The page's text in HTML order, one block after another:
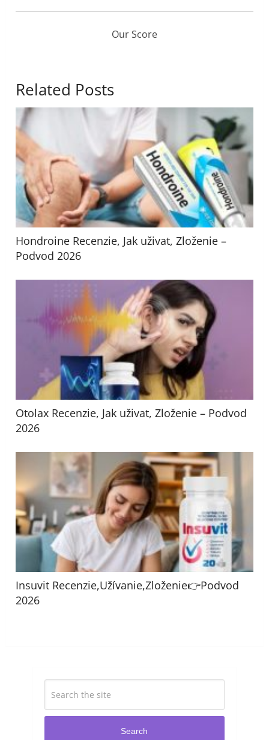
Our Score
Related Posts
Hondroine Recenzie, Jak uživat, Zloženie –
Podvod 2026
Otolax Recenzie, Jak uživat, Zloženie – Podvod
2026
Insuvit Recenzie,Užívanie,Zloženie👉Podvod
2026
Search